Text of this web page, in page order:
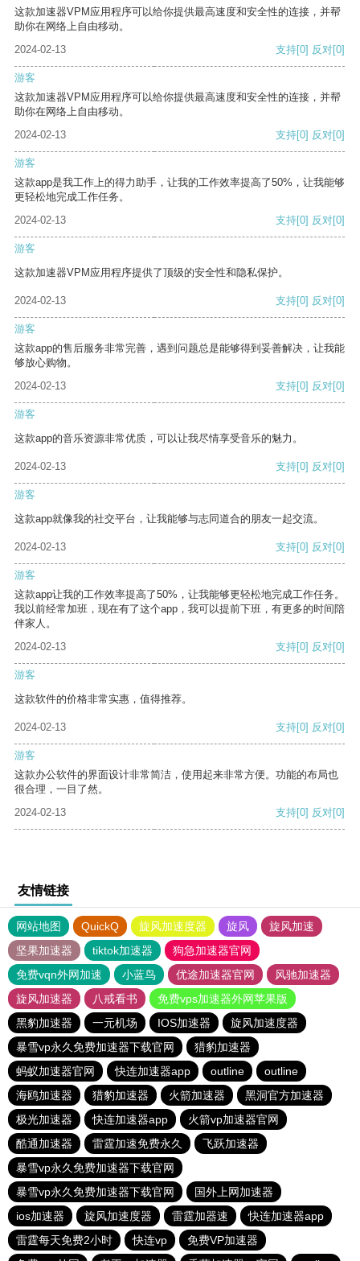
这款加速器VPM应用程序可以给你提供最高速度和安全性的连接，并帮
助你在网络上自由移动。
2024-02-13
支持[0] 反对[0]
游客
这款加速器VPM应用程序可以给你提供最高速度和安全性的连接，并帮
助你在网络上自由移动。
2024-02-13
支持[0] 反对[0]
游客
这款app是我工作上的得力助手，让我的工作效率提高了50%，让我能够
更轻松地完成工作任务。
2024-02-13
支持[0] 反对[0]
游客
这款加速器VPM应用程序提供了顶级的安全性和隐私保护。
2024-02-13 支持[0] 反对[0]
游客
这款app的售后服务非常完善，遇到问题总是能够得到妥善解决，让我能
够放心购物。
2024-02-13
支持[0] 反对[0]
游客
这款app的音乐资源非常优质，可以让我尽情享受音乐的魅力。
2024-02-13 支持[0] 反对[0]
游客
这款app就像我的社交平台，让我能够与志同道合的朋友一起交流。
2024-02-13 支持[0] 反对[0]
游客
这款app让我的工作效率提高了50%，让我能够更轻松地完成工作任务。
我以前经常加班，现在有了这个app，我可以提前下班，有更多的时间陪
伴家人。
2024-02-13
支持[0] 反对[0]
游客
这款软件的价格非常实惠，值得推荐。
2024-02-13 支持[0] 反对[0]
游客
这款办公软件的界面设计非常简洁，使用起来非常方便。功能的布局也
很合理，一目了然。
2024-02-13
支持[0] 反对[0]
友情链接
网站地图 QuickQ 旋风加速度器 旋风
旋风加速
坚果加速器
tiktok加速器
狗急加速器官网
免费vqn外网加速
小蓝鸟 优途加速器官网
风驰加速器
旋风加速器
八戒看书
免费vps加速器外网苹果版
黑豹加速器
一元机场 IOS加速器
旋风加速度器
暴雪vp永久免费加速器下载官网
猎豹加速器
蚂蚁加速器官网
快连加速器app outline
outline
海鸥加速器
猎豹加速器 火箭加速器
黑洞官方加速器
极光加速器
快连加速器app
火箭vp加速器官网
酷通加速器
雷霆加速免费永久
飞跃加速器
暴雪vp永久免费加速器下载官网
暴雪vp永久免费加速器下载官网
国外上网加速器
ios加速器
旋风加速度器 雷霆加器速
快连加速器app
雷霆每天免费2小时
快连vp
免费VP加速器